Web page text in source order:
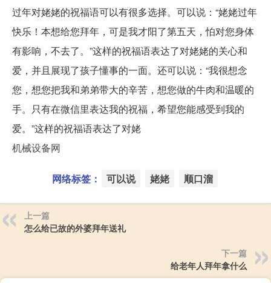
过年对姥姥的祝福语可以有很多选择。可以说：“姥姥过年
快乐！本想给您拜年，可是我才阳了第五天，怕对您身体
有影响，不去了。”这样的祝福语表达了对姥姥的关心和
爱，并且展现了孩子懂事的一面。还可以说：“我很想念
您，想您把我和弟弟带大的辛苦，想您做的牛肉和温暖的
手。只有在微信里表达我的祝福，希望您能感受到我的
爱。”这样的祝福语表达了对姥
机械设备网
网络标签： 可以说 姥姥 顺口溜
上一篇
怎么给已故的外婆拜年送礼
下一篇
给老年人拜年拿什么